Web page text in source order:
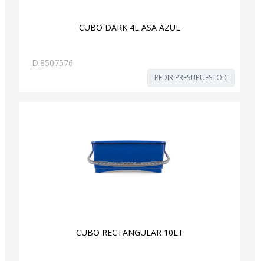
CUBO DARK 4L ASA AZUL
ID:8507576
PEDIR PRESUPUESTO €
CUBO RECTANGULAR 10LT